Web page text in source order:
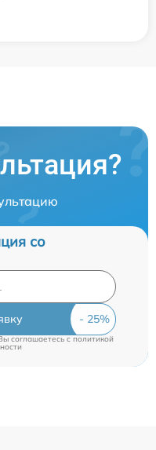
со
соглашаетесь cполитикой